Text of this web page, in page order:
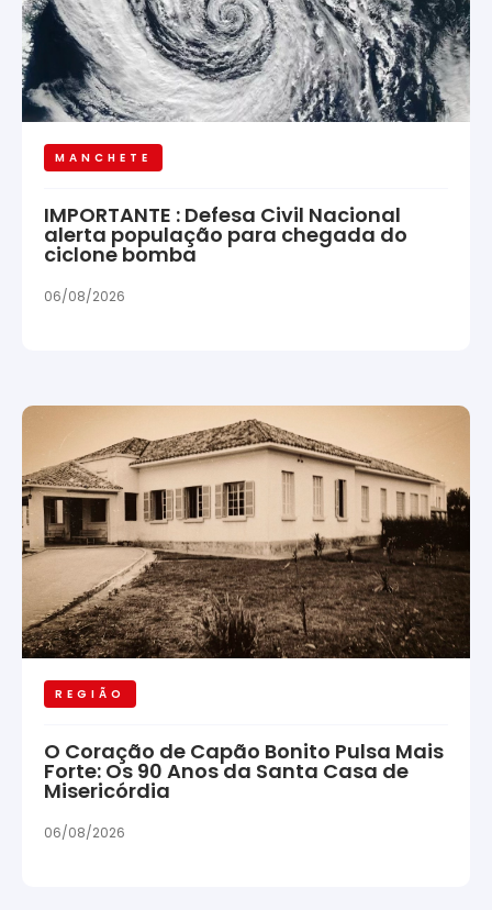
MANCHETE
IMPORTANTE : Defesa Civil Nacional
alerta população para chegada do
ciclone bomba
06/08/2026
REGIÃO
O Coração de Capão Bonito Pulsa Mais
Forte: Os 90 Anos da Santa Casa de
Misericórdia
06/08/2026